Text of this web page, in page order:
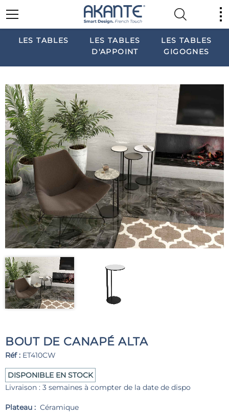
LES TABLES
LES TABLES
D'APPOINT
LES TABLES
GIGOGNES
BOUT DE CANAPÉ ALTA
Réf : ET410CW
DISPONIBLE EN STOCK
Livraison : 3 semaines à compter de la date de dispo
Plateau : Céramique